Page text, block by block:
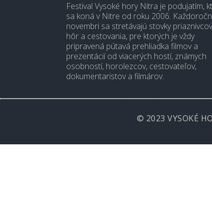
Festival Vysoké hory Nitra je podujatím,
sa koná v Nitre od roku 2006.
novembri sa stretávajú stovky priaznivcov
hôr a cestovania, pre ktorých je vždy
pripravená pútavá prehliadka filmov a
prezentácií od viacerých hostí, známych
osobností, horolezcov, cestovateľov,
dokumentaristov a filmárov.
© 2023 VYSOKÉ